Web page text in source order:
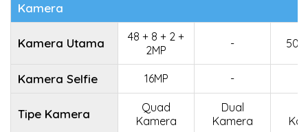
Kamera
Kamera Utama
48 + 8 + 2 +
2MP
- 50
Kamera Selfie 16MP -
Tipe Kamera
Quad
Kamera
Dual
Kamera